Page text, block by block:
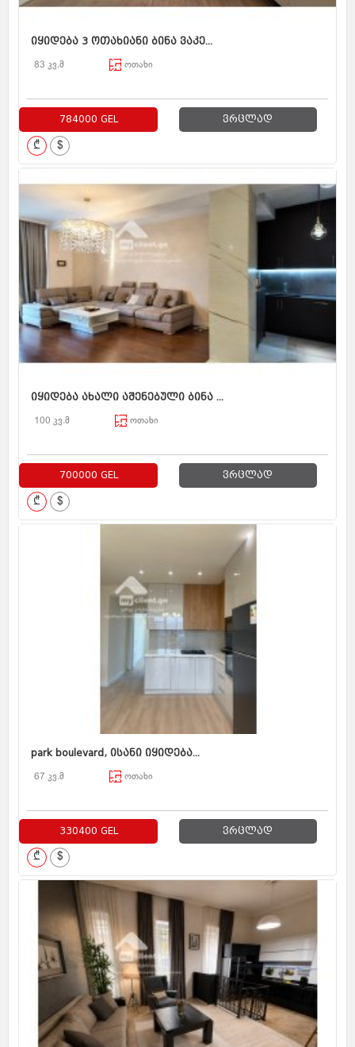
იყიდება 3 ოთახიანი ბინა ვაკე...
83 კვ.მ ოთახი
784000 GEL ვრცლად
₾ $
იყიდება ახალი აშენებული ბინა ...
100 კვ.მ ოთახი
700000 GEL ვრცლად
₾ $
park boulevard, ისანი იყიდება...
67 კვ.მ ოთახი
330400 GEL ვრცლად
₾ $